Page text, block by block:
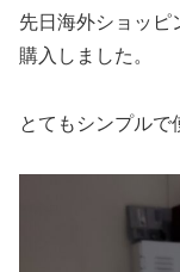
先日海外ショッピ
購入しました。
とてもシンプルで